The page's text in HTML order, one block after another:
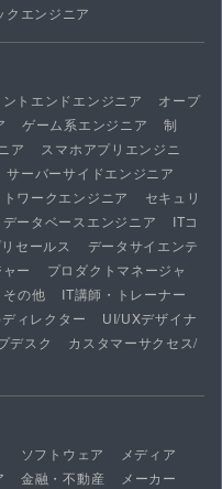
クエンジニア
トエンドエンジニア
オープ
ゲーム系エンジニア
制
ア
スマホアプリエンジニ
サーバーサイドエンジニア
ワークエンジニア
セキュリ
データベースエンジニア
ITコ
セールス
データサイエンテ
ー
プロダクトマネージャ
その他
IT講師・トレーナー
ィレクター
UI/UXデザイナ
デスク
カスタマーサクセス/
ソフトウェア
メディア
金融・不動産
メーカー